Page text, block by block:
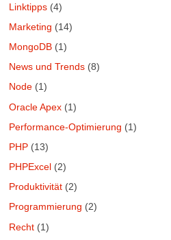
Linktipps (4)
Marketing (14)
MongoDB (1)
News und Trends (8)
Node (1)
Oracle Apex (1)
Performance-Optimierung (1)
PHP (13)
PHPExcel (2)
Produktivität (2)
Programmierung (2)
Recht (1)